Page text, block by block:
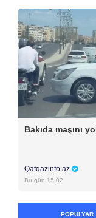
Bakıda maşını
Qafqazinfo.az
Bu gün 15:02
POPULYAR